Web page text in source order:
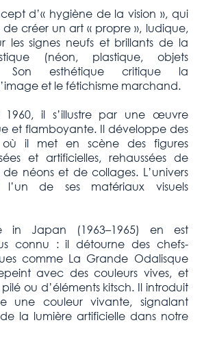
d’« hygiène de la vision », qui
de créer un art « propre », ludique,
les signes neufs et brillants de la
(néon, plastique, objets
Son esthétique critique la
et le fétichisme marchand.
1960, il s’illustre par une œuvre
et flamboyante. Il développe des
où il met en scène des figures
et artificielles, rehaussées de
néons et de collages. L’univers
l’un de ses matériaux visuels
in Japan (1963–1965) en est
connu : il détourne des chefs-
comme La Grande Odalisque
avec des couleurs vives, et
ou d’éléments kitsch. Il introduit
une couleur vivante, signalant
la lumière artificielle dans notre